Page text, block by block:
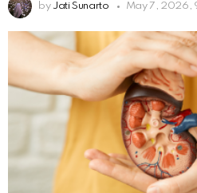
by Jati Sunarto May 7, 2026,